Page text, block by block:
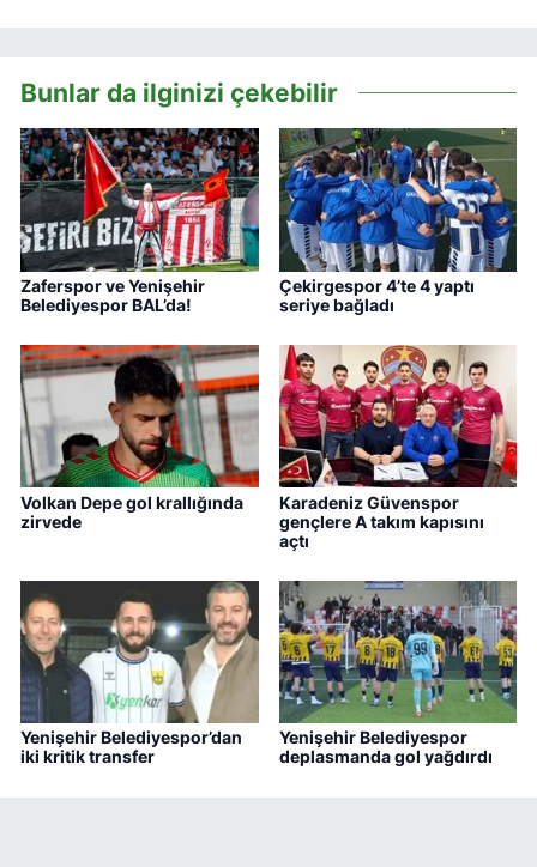
Bunlar da ilginizi çekebilir
Zaferspor ve Yenişehir
Belediyespor BAL’da!
Çekirgespor 4’te 4 yaptı
seriye bağladı
Volkan Depe gol krallığında
zirvede
Karadeniz Güvenspor
gençlere A takım kapısını
açtı
Yenişehir Belediyespor’dan
iki kritik transfer
Yenişehir Belediyespor
deplasmanda gol yağdırdı